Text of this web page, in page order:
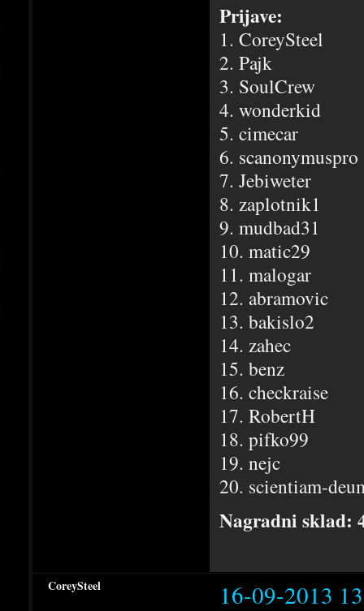
Prijave:
1. CoreySteel
2. Pajk
3. SoulCrew
4. wonderkid
5. cimecar
6. scanonymuspro
7. Jebiweter
8. zaplotnik1
9. mudbad31
10. matic29
11. malogar
12. abramovic
13. bakislo2
14. zahec
15. benz
16. checkraise
17. RobertH
18. pifko99
19. nejc
20. scientiam-
Nagradni sklad:
CoreySteel 16-09-2013